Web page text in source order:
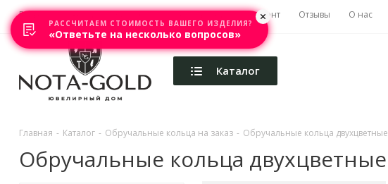
Главная Акции Каталоги Изготовление Ремонт Отзывы О нас
Каталог
Главная - Каталог - Обручальные кольца на заказ - Обручальные кольца двухцветные
Обручальные кольца двухцветные
РАССЧИТАЕМ СТОИМОСТЬ ВАШЕГО ИЗДЕЛИЯ?
«Ответьте на несколько вопросов»